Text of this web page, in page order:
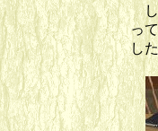
し
っ
し